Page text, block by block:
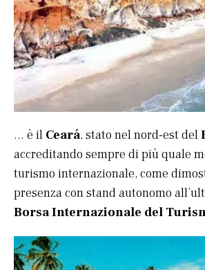
… è il Ceará, stato nel nord-est del
accreditando sempre di più quale
turismo internazionale, come
presenza con stand autonomo
Borsa Internazionale del